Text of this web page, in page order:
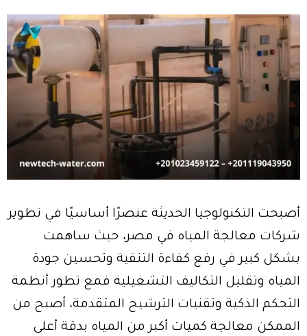
أصبحت التكنولوجيا الحديثة عنصرًا أساسيًا في تطوير
شركات معالجة المياه في مصر، حيث ساهمت
بشكل كبير في رفع كفاءة التنقية وتحسين جودة
المياه وتقليل التكاليف التشغيلية فمع تطور أنظمة
التحكم الذكية وتقنيات الترشيح المتقدمة، أصبح من
الممكن معالجة كميات أكبر من المياه بدقة أعلى